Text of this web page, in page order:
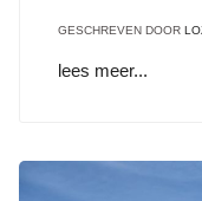
GESCHREVEN DOOR
lees meer...